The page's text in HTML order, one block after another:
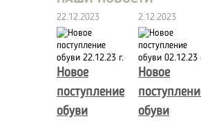
22.12.2023
Новое
поступление
обуви
2.12.2023
Новое
обуви